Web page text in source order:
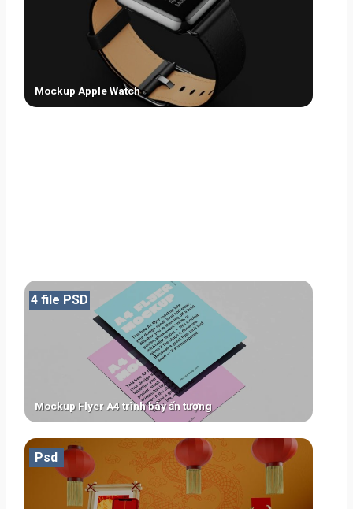
Mockup Apple Watch
Mockup Flyer A4 trình bày ấn tượng
4 file PSD
Psd